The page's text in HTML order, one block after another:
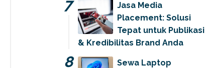
Jasa Media
Placement: Solusi
Tepat untuk Publikasi
& Kredibilitas Brand Anda
Sewa Laptop